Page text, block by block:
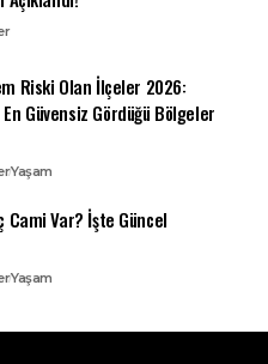
Riski Olan İlçeler 2026:
Güvensiz Gördüğü Bölgeler
Yaşam
Cami Var? İşte Güncel
Yaşam